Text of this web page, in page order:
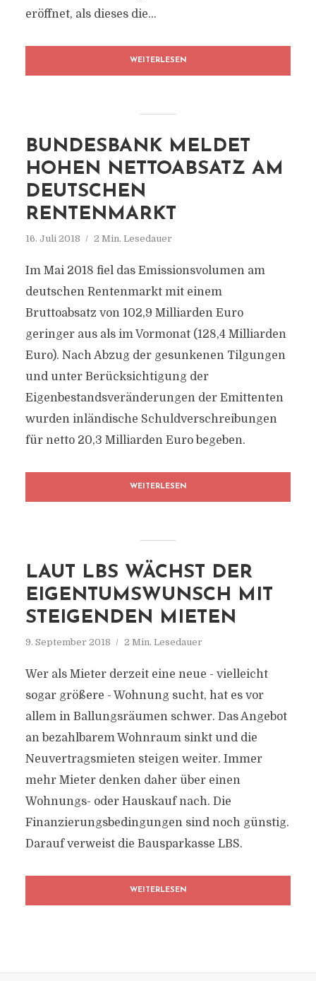
eröffnet, als dieses die...
WEITERLESEN
BUNDESBANK MELDET
HOHEN NETTOABSATZ AM
DEUTSCHEN
RENTENMARKT
16. Juli 2018 2 Min. Lesedauer
Im Mai 2018 fiel das Emissionsvolumen am
deutschen Rentenmarkt mit einem
Bruttoabsatz von 102,9 Milliarden Euro
geringer aus als im Vormonat (128,4 Milliarden
Euro). Nach Abzug der gesunkenen Tilgungen
und unter Berücksichtigung der
Eigenbestandsveränderungen der Emittenten
wurden inländische Schuldverschreibungen
für netto 20,3 Milliarden Euro begeben.
WEITERLESEN
LAUT LBS WÄCHST DER
EIGENTUMSWUNSCH MIT
STEIGENDEN MIETEN
9. September 2018 2 Min. Lesedauer
Wer als Mieter derzeit eine neue - vielleicht
sogar größere - Wohnung sucht, hat es vor
allem in Ballungsräumen schwer. Das Angebot
an bezahlbarem Wohnraum sinkt und die
Neuvertragsmieten steigen weiter. Immer
mehr Mieter denken daher über einen
Wohnungs- oder Hauskauf nach. Die
Finanzierungsbedingungen sind noch günstig.
Darauf verweist die Bausparkasse LBS.
WEITERLESEN